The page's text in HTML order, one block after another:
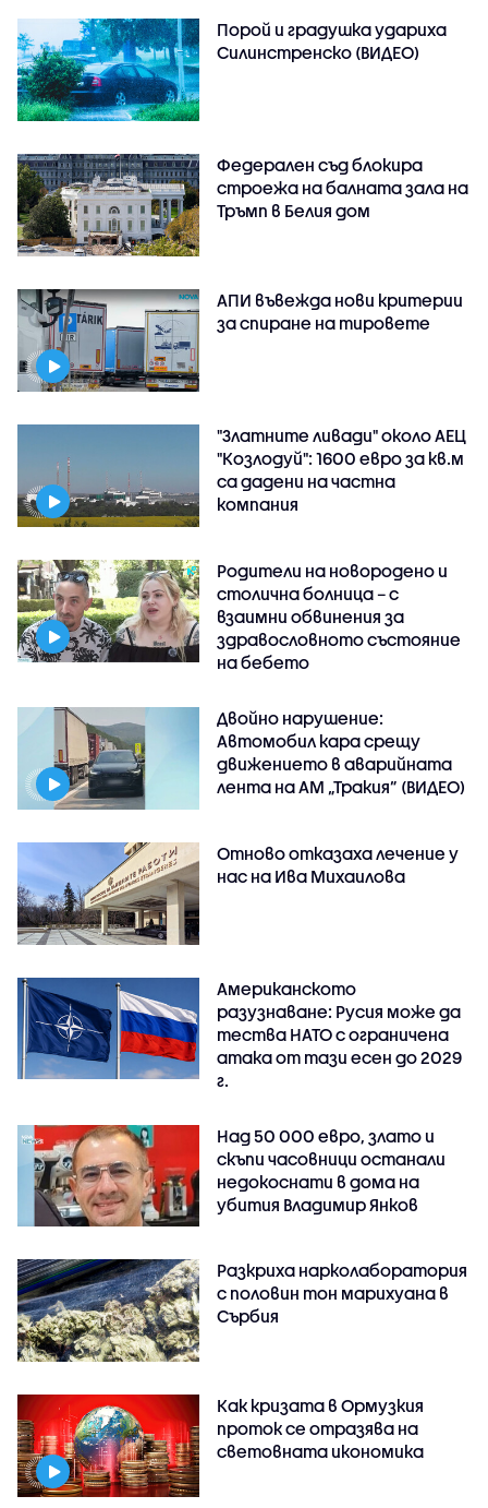
Порой и градушка удариха
Силинстренско (ВИДЕО)
Федерален съд блокира
строежа на балната зала на
Тръмп в Белия дом
АПИ въвежда нови критерии
за спиране на тировете
"Златните ливади" около АЕЦ
"Козлодуй": 1600 евро за кв.м
са дадени на частна
компания
Родители на новородено и
столична болница – с
взаимни обвинения за
здравословното състояние
на бебето
Двойно нарушение:
Автомобил кара срещу
движението в аварийната
лента на АМ „Тракия” (ВИДЕО)
Отново отказаха лечение у
нас на Ива Михаилова
Американското
разузнаване: Русия може да
тества НАТО с ограничена
атака от тази есен до 2029
г.
Над 50 000 евро, злато и
скъпи часовници останали
недокоснати в дома на
убития Владимир Янков
Разкриха нарколаборатория
с половин тон марихуана в
Сърбия
Как кризата в Ормузкия
проток се отразява на
световната икономика